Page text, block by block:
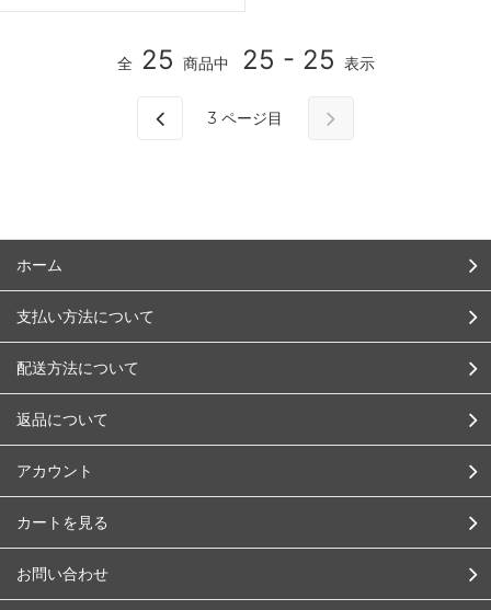
全 25 商品中 25 - 25 表示
3 ページ目
ホーム
支払い方法について
配送方法について
返品について
アカウント
カートを見る
お問い合わせ